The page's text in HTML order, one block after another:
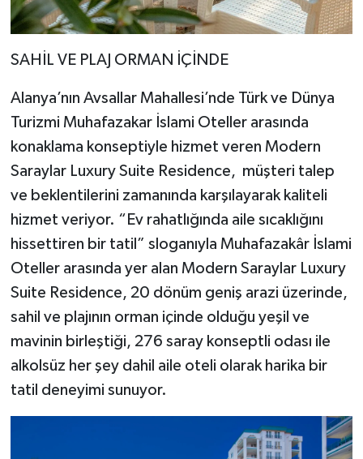
SAHİL VE PLAJ ORMAN İÇİNDE
Alanya’nın Avsallar Mahallesi’nde Türk ve Dünya
Turizmi Muhafazakar İslami Oteller arasında
konaklama konseptiyle hizmet veren Modern
Saraylar Luxury Suite Residence, müşteri talep
ve beklentilerini zamanında karşılayarak kaliteli
hizmet veriyor. “Ev rahatlığında aile sıcaklığını
hissettiren bir tatil” sloganıyla Muhafazakâr İslami
Oteller arasında yer alan Modern Saraylar Luxury
Suite Residence, 20 dönüm geniş arazi üzerinde,
sahil ve plajının orman içinde olduğu yeşil ve
mavinin birleştiği, 276 saray konseptli odası ile
alkolsüz her şey dahil aile oteli olarak harika bir
tatil deneyimi sunuyor.